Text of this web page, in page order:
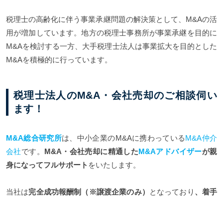
税理士の高齢化に伴う事業承継問題の解決策として、M&Aの活
用が増加しています。地方の税理士事務所が事業承継を目的に
M&Aを検討する一方、大手税理士法人は事業拡大を目的とした
M&Aを積極的に行っています。
税理士法人のM&A・会社売却のご相談伺い
ます！
M&A総合研究所は、中小企業のM&Aに携わっているM&A仲介
会社です。 M&A・会社売却に精通したM&Aアドバイザーが親
身になってフルサポート をいたします。
当社は完全成功報酬制（※譲渡企業のみ） となっており 、着手